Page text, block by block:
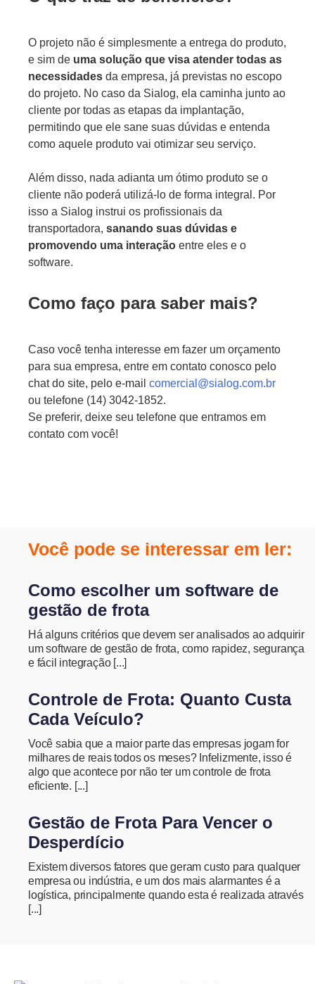
O projeto não é simplesmente a entrega do produto,
e sim de uma solução que visa atender todas as
necessidades da empresa, já previstas no escopo
do projeto. No caso da Sialog, ela caminha junto ao
cliente por todas as etapas da implantação,
permitindo que ele sane suas dúvidas e entenda
como aquele produto vai otimizar seu serviço.
Além disso, nada adianta um ótimo produto se o
cliente não poderá utilizá-lo de forma integral. Por
isso a Sialog instrui os profissionais da
transportadora, sanando suas dúvidas e
promovendo uma interação entre eles e o
software.
Como faço para saber mais?
Caso você tenha interesse em fazer um orçamento
para sua empresa, entre em contato conosco pelo
chat do site, pelo e-mail comercial@sialog.com.br
ou telefone (14) 3042-1852.
Se preferir, deixe seu telefone que entramos em
contato com você!
Você pode se interessar em ler:
Como escolher um software de
gestão de frota
Há alguns critérios que devem ser analisados ao adquirir
um software de gestão de frota, como rapidez, segurança
e fácil integração [...]
Controle de Frota: Quanto Custa
Cada Veículo?
Você sabia que a maior parte das empresas jogam for
milhares de reais todos os meses? Infelizmente, isso é
algo que acontece por não ter um controle de frota
eficiente. [...]
Gestão de Frota Para Vencer o
Desperdício
Existem diversos fatores que geram custo para qualquer
empresa ou indústria, e um dos mais alarmantes é a
logística, principalmente quando esta é realizada através
[...]